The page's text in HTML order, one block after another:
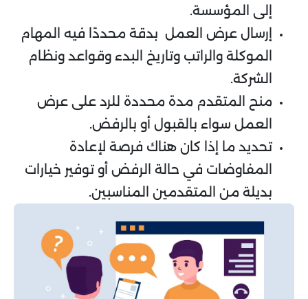
إلى المؤسسة.
إرسال عرض العمل بدقة محددًا فيه المهام
الموكلة والراتب وتاريخ البدء وقواعد ونظام
الشركة.
منح المتقدم مدة محددة للرد على عرض
العمل سواء بالقبول أو بالرفض.
تحديد ما إذا كان هناك فرصة لإعادة
المفاوضات في حالة الرفض أو توفير خيارات
بديلة من المتقدمين المناسبين.